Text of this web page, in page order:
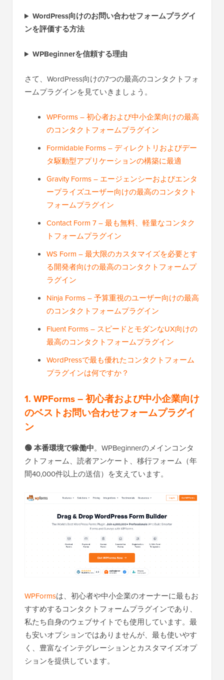
WordPress向けのお問い合わせフォームプラグイ
ンを評価する方法
WPBeginnerを信頼する理由
さて、WordPress向けの7つの最高のコンタクトフォ
ームプラグインを見ていきましょう。
WPForms – 初心者および中小企業向けの最高
のコンタクトフォームプラグイン
Formidable Forms – ディレクトリおよびデー
タ駆動型アプリケーションの構築に最適
Gravity Forms – エージェンシーおよびエンタ
ープライズユーザー向けの最高のコンタクト
フォームプラグイン
Contact Form 7 – 最も無料、軽量なコンタク
トフォームプラグイン
WS Form – 最大限のカスタマイズを必要とす
る開発者向けの最高のコンタクトフォームプ
ラグイン
Ninja Forms – 予算重視のユーザー向けの最高
のコンタクトフォームプラグイン
Fluent Forms – スピードとモダンなUX向けの
最高のコンタクトフォームプラグイン
WordPressで最も優れたコンタクトフォーム
プラグインは何ですか？
1. WPForms – 初心者および中小企業向け
のベストお問い合わせフォームプラグイ
ン
🟢 本番環境で稼働中。WPBeginnerのメインコンタ
クトフォーム、読者アンケート、移行フォーム（年
間40,000件以上の送信）を支えています。
WPFormsは、初心者や中小企業のオーナーに最もお
すすめするコンタクトフォームプラグインであり、
私たち自身のウェブサイトでも使用しています。最
も安いオプションではありませんが、最も使いやす
く、豊富なインテグレーションとカスタマイズオプ
ションを提供しています。